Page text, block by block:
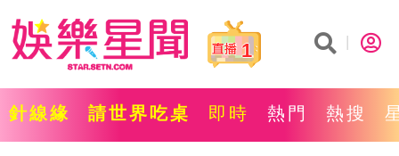
1
針線緣 請世界吃桌 即時 熱門 熱搜